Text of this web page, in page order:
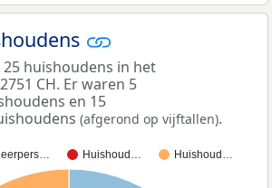
huishoudens in het
CH. Er waren 5
en 15
(afgerond op vijftallen).
Huishoud… Huishoud…